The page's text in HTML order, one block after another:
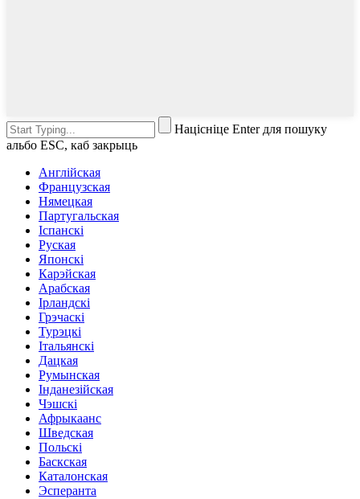
Націсніце Enter для пошуку
альбо ESC, каб закрыць
Англійская
Французская
Нямецкая
Партугальская
Іспанскі
Руская
Японскі
Карэйская
Арабская
Ірландскі
Грэчаскі
Турэцкі
Італьянскі
Дацкая
Румынская
Інданезійская
Чэшскі
Афрыкаанс
Шведская
Польскі
Баскская
Каталонская
Эсперанта